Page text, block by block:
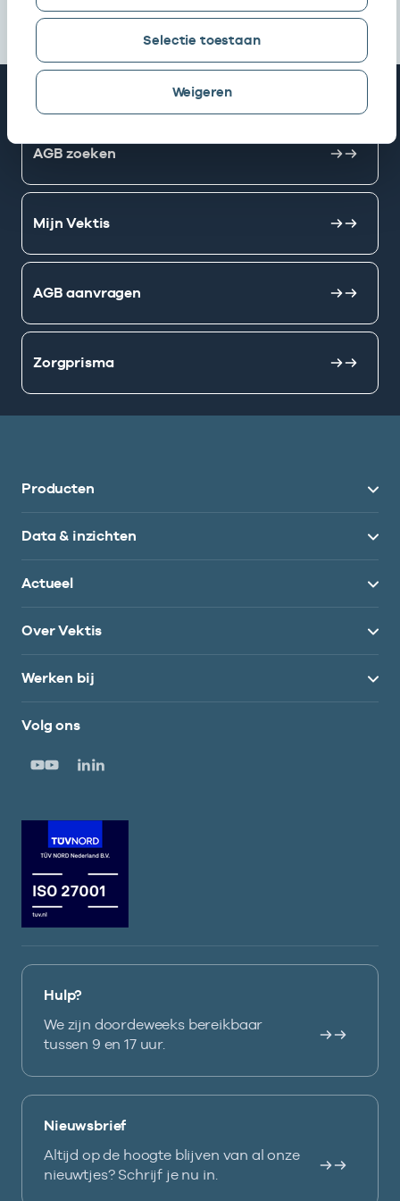
Selectie toestaan
Weigeren
AGB zoeken
Mijn Vektis
AGB aanvragen
Zorgprisma
Producten
Data & inzichten
Actueel
Over Vektis
Werken bij
Volg ons
Hulp?
We zijn doordeweeks bereikbaar
tussen 9 en 17 uur.
Nieuwsbrief
Altijd op de hoogte blijven van al onze
nieuwtjes? Schrijf je nu in.